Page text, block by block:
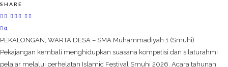
SHARE
0
PEKALONGAN, WARTA DESA – SMA Muhammadiyah 1 (Smuhi)
Pekajangan kembali menghidupkan suasana kompetisi dan silaturahmi
pelajar melalui perhelatan Islamic Festival Smuhi 2026. Acara tahunan